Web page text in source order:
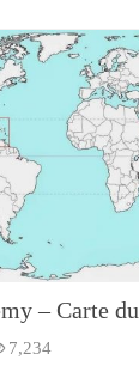
– Carte
7,234